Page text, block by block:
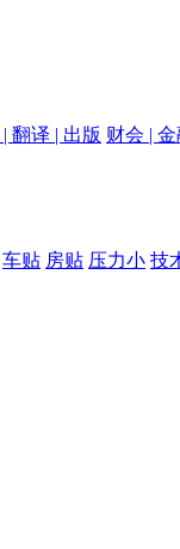
翻译 | 出版 财会 |
车贴 房贴 压力小 技